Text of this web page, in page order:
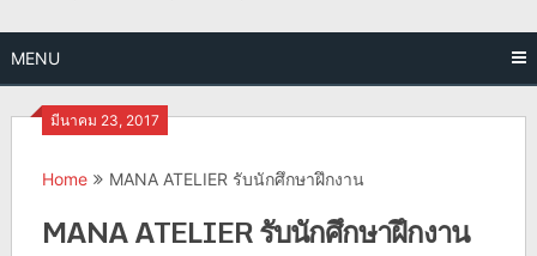
MENU
มีนาคม 23, 2017
Home MANA ATELIER รับนักศึกษาฝึกงาน
MANA ATELIER รับนักศึกษาฝึกงาน